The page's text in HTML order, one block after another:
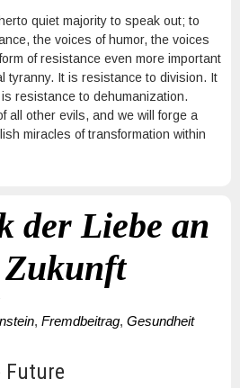
quiet majority to speak out; to
the voices of humor, the voices
of resistance even more important
tyranny. It is resistance to division. It
resistance to dehumanization.
all other evils, and we will forge a
miracles of transformation within
der Liebe an
Zukunft
, Fremdbeitrag, Gesundheit
Future